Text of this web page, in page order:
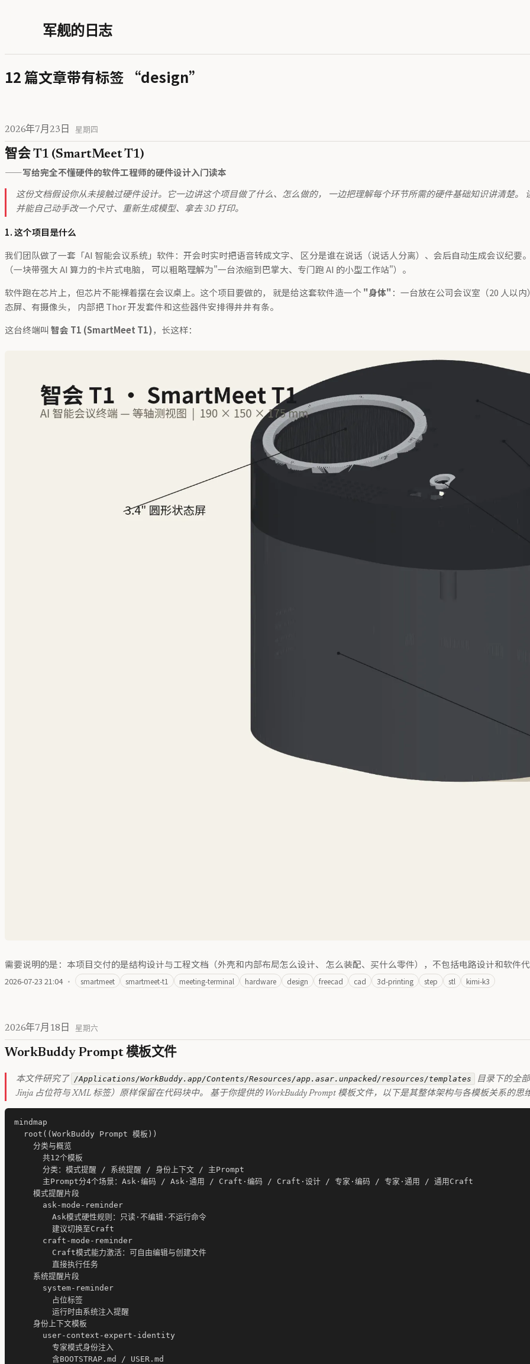
军舰的日志
12 篇文章带有标签 “design”
2026年7月23日 星期四
智会 T1 (SmartMeet T1)
——写给完全不懂硬件的软件工程师的硬件设计入门读本
这份文档假设你从未接触过硬件设计。它一边讲这个项目做了什么、怎么做的， 一边把理解每个环节所需的硬件基础知识讲清楚
并能自己动手改一个尺寸、重新生成模型、拿去 3D 打印。
1. 这个项目是什么
我们团队做了一套「AI 智能会议系统」软件：开会时实时把语音转成文字、 区分是谁在说话（说话人分离）、会后自动生成会议纪要
（一块带强大 AI 算力的卡片式电脑， 可以粗略理解为"一台浓缩到巴掌大、专门跑 AI 的小型工作站"）。
软件跑在芯片上，但芯片不能裸着摆在会议桌上。这个项目要做的， 就是给这套软件造一个 "身体"：一台放在公司会议室（20 人以
态屏、有摄像头， 内部把 Thor 开发套件和这些器件安排得井井有条。
这台终端叫智会 T1 (SmartMeet T1)，长这样：
需要说明的是：本项目交付的是结构设计与工程文档（外壳和内部布局怎么设计、 怎么装配、买什么零件），不包括电路设计和软件
2026-07-23 21:04 · smartmeet smartmeet-t1 meeting-terminal hardware design freecad cad 3d-printing step stl kimi-k3
2026年7月18日 星期六
WorkBuddy Prompt 模板文件
本文件研究了 /Applications/WorkBuddy.app/Contents/Resources/app.asar.unpacked/resources/templates
目录下的全
Jinja 占位符与 XML 标签）原样保留在代码块中。 基于你提供的 WorkBuddy Prompt 模板文件，以下是其整体架构与各模板关系的思
mindmap
  root((WorkBuddy Prompt 模板))
    分类与概览
      共12个模板
      分类：模式提醒 / 系统提醒 / 身份上下文 / 主Prompt
      主Prompt分4个场景：Ask·编码 / Ask·通用 / Craft·编码 / Craft·设计 / 专家·编码 / 专家·通用 / 通用Craft
    模式提醒片段
      ask-mode-reminder
        Ask模式硬性规则：只读·不编辑·不运行命令
        建议切换至Craft
      craft-mode-reminder
        Craft模式能力激活：可自由编辑与创建文件
        直接执行任务
    系统提醒片段
      system-reminder
        占位标签
        运行时由系统注入提醒
    身份上下文模板
      user-context-expert-identity
        专家模式身份注入
        含BOOTSTRAP.md / USER.md